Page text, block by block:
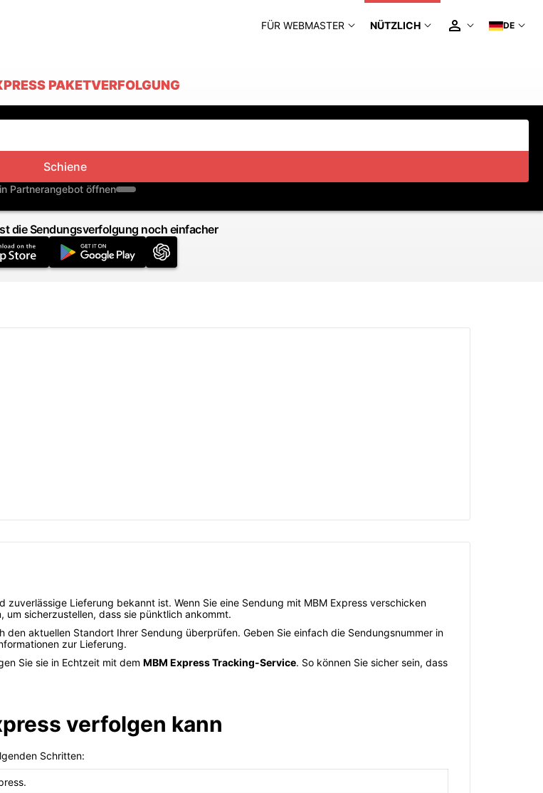
FÜR WEBMASTER NÜTZLICH DE
PAKETVERFOLGUNG
Schiene
Partnerangebot öffnen
die Sendungsverfolgung noch einfacher
zuverlässige Lieferung bekannt ist. Wenn Sie eine Sendung mit MBM Express verschicken
sicherzustellen, dass sie pünktlich ankommt.
den aktuellen Standort Ihrer Sendung überprüfen. Geben Sie einfach die Sendungsnummer in
zur Lieferung.
Sie sie in Echtzeit mit dem MBM Express Tracking-Service. So können Sie sicher sein, dass
verfolgen kann
Schritten: